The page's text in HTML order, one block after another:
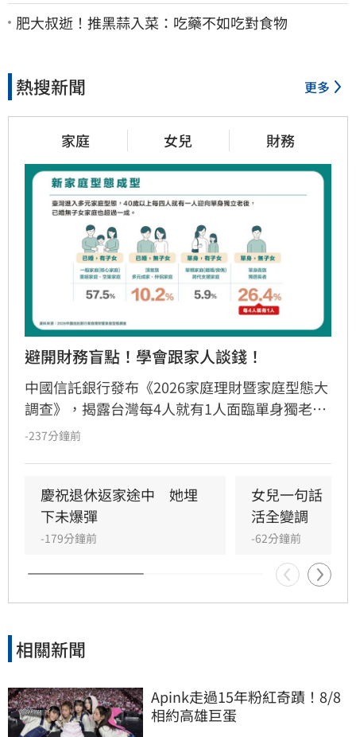
肥大叔逝！推黑蒜入菜：吃藥不如吃對食物
熱搜新聞 更多
家庭 女兒 財務
避開財務盲點！學會跟家人談錢！
中國信託銀行發布《2026家庭理財暨家庭型態大
調查》，揭露台灣每4人就有1人面臨單身獨老。
儘管逾七成國人準備退休金，卻因缺乏長照規劃
排財務代理；「已婚有子女」者則出現「重子
女、輕老本」失衡現象。專家提出「TALK」理財
心法，建議民眾透過目標盤點、專款配置、明確
傳承及安養信託等機制，及早建立樂齡財富防禦
網，避免資產傳承糾紛，確保晚年財務自主與安
全，打造穩健的退休生活藍圖。
-237分鐘前
慶祝退休返家途中　她埋
下未爆彈
-179分鐘前
女兒一句話　
活全變調
-62分鐘前
相關新聞
Apink走過15年粉紅奇蹟！8/8
相約高雄巨蛋